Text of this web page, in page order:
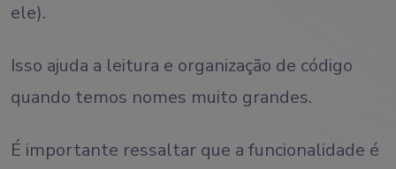
ele).
Isso ajuda a leitura e organização de código
quando temos nomes muito grandes.
É importante ressaltar que a funcionalidade é